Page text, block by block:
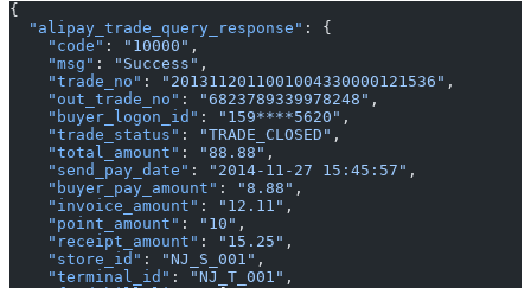
{
  "alipay_trade_query_response"
: {
    "code"
: "10000" ,
    "msg"
: "Success" ,
    "trade_no"
: "2013112011001004330000121536" ,
    "out_trade_no"
: "6823789339978248" ,
    "buyer_logon_id"
: "159****5620" ,
    "trade_status"
: "TRADE_CLOSED" ,
    "total_amount"
: "88.88" ,
    "send_pay_date"
: "2014-11-27 15:45:57" ,
    "buyer_pay_amount"
: "8.88" ,
    "invoice_amount"
: "12.11" ,
    "point_amount"
: "10" ,
    "receipt_amount"
: "15.25" ,
    "store_id"
: "NJ_S_001" ,
    "terminal_id"
: "NJ_T_001" ,